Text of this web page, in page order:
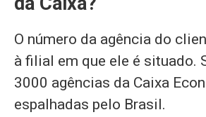
O número da agência do
à filial em que ele é situado.
3000 agências da Caixa
espalhadas pelo Brasil.